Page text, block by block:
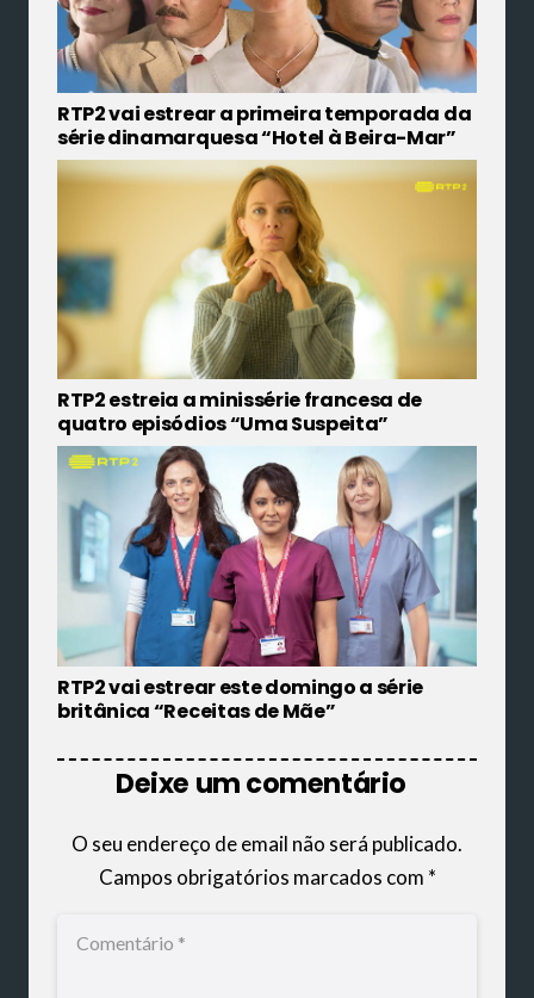
RTP2 vai estrear a primeira temporada da
série dinamarquesa “Hotel à Beira-Mar”
RTP2 estreia a minissérie francesa de
quatro episódios “Uma Suspeita”
RTP2 vai estrear este domingo a série
britânica “Receitas de Mãe”
Deixe um comentário
O seu endereço de email não será publicado.
Campos obrigatórios marcados com *